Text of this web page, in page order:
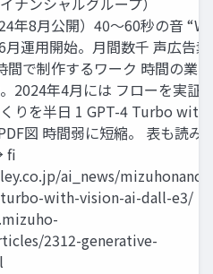
年8月公開）40〜60秒の音
運用開始。月間数千 声広告素
で制作するワーク 時間の業務
2024年4月には フローを実証
りを半日 1 GPT-4 Turbo with
図 時間弱に短縮。 表も読み
fi
ai_news/
with-vision-ai-dall-e3/
2312-generative-